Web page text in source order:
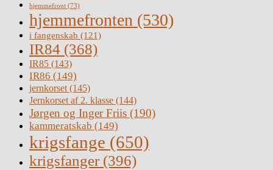
hjemmefront (73)
hjemmefronten (530)
i fangenskab (121)
IR84 (368)
IR85 (143)
IR86 (149)
jernkorset(145)
Jernkorset af 2. klasse (144)
Jørgen og Inger Friis (190)
kammeratskab (149)
krigsfange (650)
krigsfanger (396)